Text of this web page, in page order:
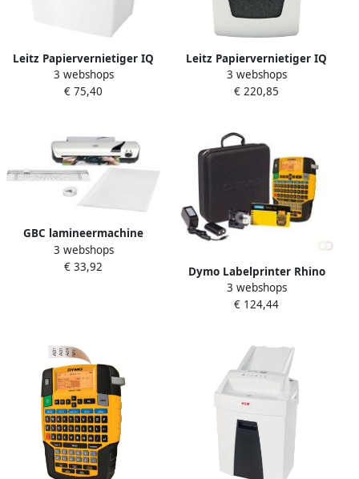
Leitz Papiervernietiger IQ
Home P4 snippers 4x28mm
3 webshops
€ 75,40
Leitz Papiervernietiger IQ
Auto+ Small Office 50X P4
snippers 4x28mm
3 webshops
€ 220,85
GBC lamineermachine
Inspire+ hobby kit voor ft
A4 wit
3 webshops
€ 33,92
Dymo Labelprinter Rhino
4200 industrieel azerty
19mm geel in koffer
3 webshops
€ 124,44